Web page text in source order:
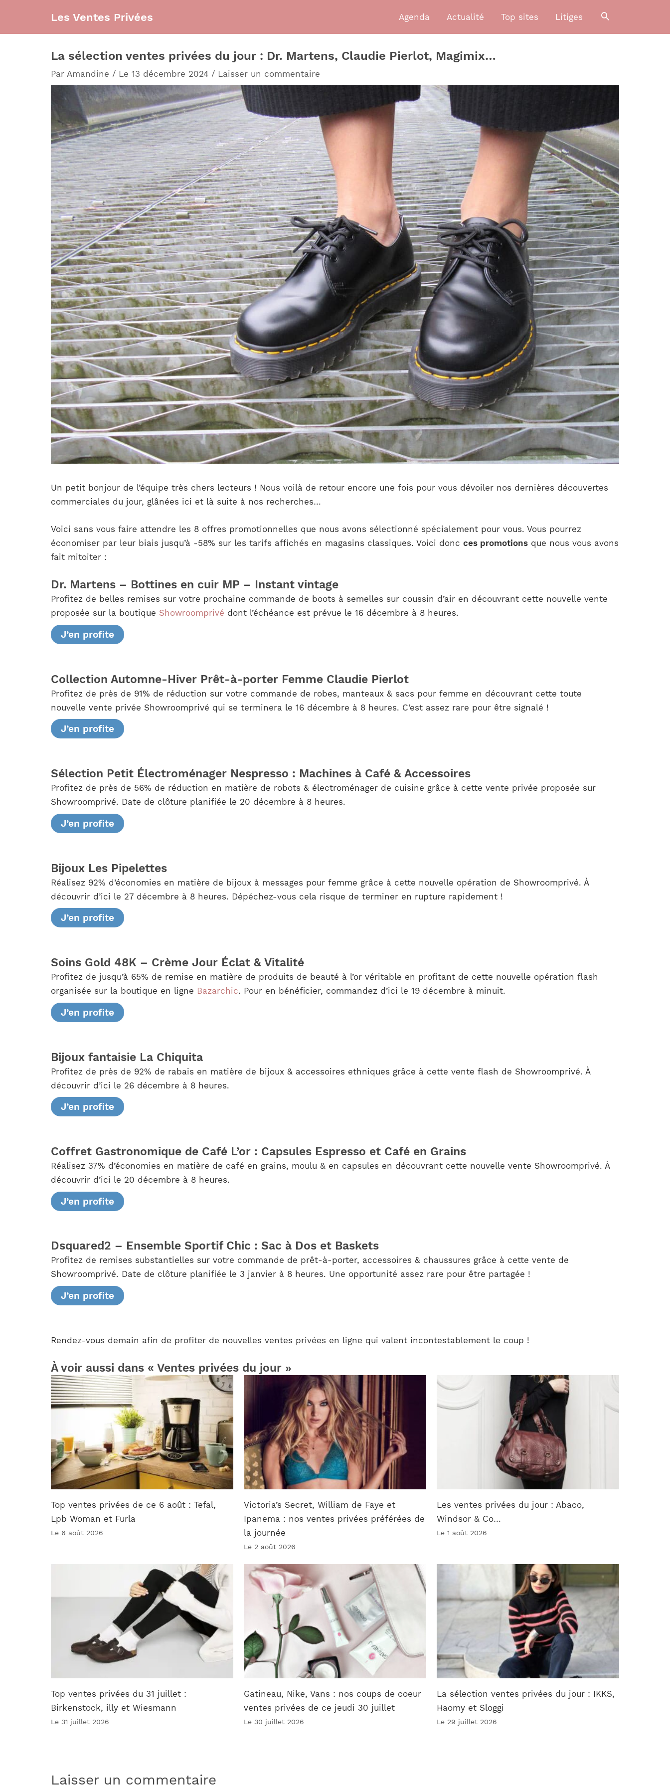
contenu
Les Ventes Privées Agenda Actualité Top sites Litiges
La sélection ventes privées du jour : Dr. Martens, Claudie Pierlot, Magimix…
Par Amandine / Le 13 décembre 2024 / Laisser un commentaire
Un petit bonjour de l’équipe très chers lecteurs ! Nous voilà de retour encore une fois pour vous dévoiler nos dernières découvertes
commerciales du jour, glânées ici et là suite à nos recherches…
Voici sans vous faire attendre les 8 offres promotionnelles que nous avons sélectionné spécialement pour vous. Vous pourrez
économiser par leur biais jusqu’à -58% sur les tarifs affichés en magasins classiques. Voici donc ces promotions que nous vous avons
fait mitoiter :
Dr. Martens – Bottines en cuir MP – Instant vintage
Profitez de belles remises sur votre prochaine commande de boots à semelles sur coussin d’air en découvrant cette nouvelle vente
proposée sur la boutique Showroomprivé dont l’échéance est prévue le 16 décembre à 8 heures.
J’en profite
Collection Automne-Hiver Prêt-à-porter Femme Claudie Pierlot
Profitez de près de 91% de réduction sur votre commande de robes, manteaux & sacs pour femme en découvrant cette toute
nouvelle vente privée Showroomprivé qui se terminera le 16 décembre à 8 heures. C’est assez rare pour être signalé !
J’en profite
Sélection Petit Électroménager Nespresso : Machines à Café & Accessoires
Profitez de près de 56% de réduction en matière de robots & électroménager de cuisine grâce à cette vente privée proposée sur
Showroomprivé. Date de clôture planifiée le 20 décembre à 8 heures.
J’en profite
Bijoux Les Pipelettes
Réalisez 92% d’économies en matière de bijoux à messages pour femme grâce à cette nouvelle opération de Showroomprivé. À
découvrir d’ici le 27 décembre à 8 heures. Dépéchez-vous cela risque de terminer en rupture rapidement !
J’en profite
Soins Gold 48K – Crème Jour Éclat & Vitalité
Profitez de jusqu’à 65% de remise en matière de produits de beauté à l’or véritable en profitant de cette nouvelle opération flash
organisée sur la boutique en ligne Bazarchic. Pour en bénéficier, commandez d’ici le 19 décembre à minuit.
J’en profite
Bijoux fantaisie La Chiquita
Profitez de près de 92% de rabais en matière de bijoux & accessoires ethniques grâce à cette vente flash de Showroomprivé. À
découvrir d’ici le 26 décembre à 8 heures.
J’en profite
Coffret Gastronomique de Café L’or : Capsules Espresso et Café en Grains
Réalisez 37% d’économies en matière de café en grains, moulu & en capsules en découvrant cette nouvelle vente Showroomprivé. À
découvrir d’ici le 20 décembre à 8 heures.
J’en profite
Dsquared2 – Ensemble Sportif Chic : Sac à Dos et Baskets
Profitez de remises substantielles sur votre commande de prêt-à-porter, accessoires & chaussures grâce à cette vente de
Showroomprivé. Date de clôture planifiée le 3 janvier à 8 heures. Une opportunité assez rare pour être partagée !
J’en profite
Rendez-vous demain afin de profiter de nouvelles ventes privées en ligne qui valent incontestablement le coup !
À voir aussi dans « Ventes privées du jour »
Top ventes privées de ce 6 août : Tefal,
Lpb Woman et Furla
Le 6 août 2026
Victoria’s Secret, William de Faye et
Ipanema : nos ventes privées préférées de
la journée
Le 2 août 2026
Les ventes privées du jour : Abaco,
Windsor & Co…
Le 1 août 2026
Top ventes privées du 31 juillet :
Birkenstock, illy et Wiesmann
Le 31 juillet 2026
Gatineau, Nike, Vans : nos coups de coeur
ventes privées de ce jeudi 30 juillet
Le 30 juillet 2026
La sélection ventes privées du jour : IKKS,
Haomy et Sloggi
Le 29 juillet 2026
Laisser un commentaire